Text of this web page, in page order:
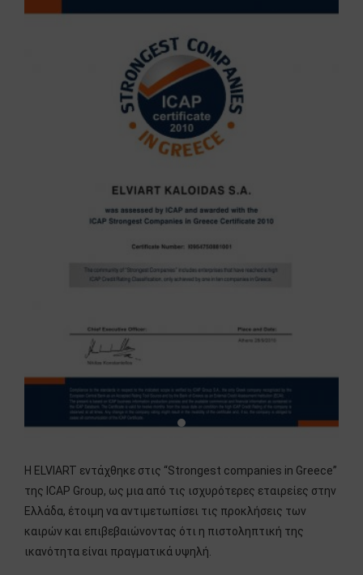
H ELVIART εντάχθηκε στις “Strongest companies in Greece”
της ICAP Group, ως μια από τις ισχυρότερες εταιρείες στην
Ελλάδα, έτοιμη να αντιμετωπίσει τις προκλήσεις των
καιρών και επιβεβαιώνοντας ότι η πιστοληπτική της
ικανότητα είναι πραγματικά υψηλή.